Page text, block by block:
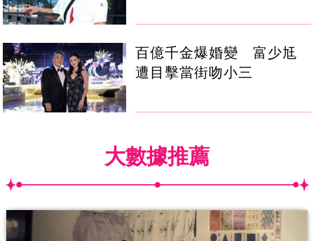
百億千金爆婚變 富少尪
遭目擊當街吻小三
大數據推薦